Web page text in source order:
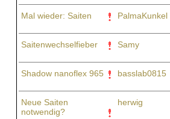
Mal wieder: Saiten
PalmaKunkel
Saitenwechselfieber
Samy
Shadow nanoflex 965
basslab0815
Neue Saiten
notwendig?
herwig